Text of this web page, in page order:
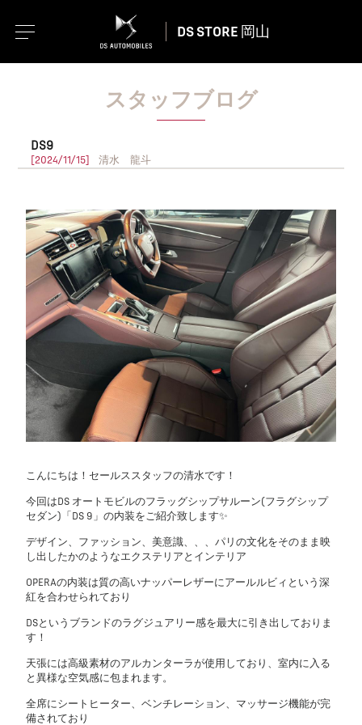
DS STORE 岡山
スタッフブログ
DS9
[2024/11/15] 清水 龍斗
こんにちは！セールススタッフの清水です！
今回はDS オートモビルのフラッグシップサルーン(フラグシップ
セダン)「DS 9」の内装をご紹介致します✨
デザイン、ファッション、美意識、、、パリの文化をそのまま映
し出したかのようなエクステリアとインテリア
OPERAの内装は質の高いナッパーレザーにアールルビィという深
紅を合わせられており
DSというブランドのラグジュアリー感を最大に引き出しておりま
す！
天張には高級素材のアルカンターラが使用しており、室内に入る
と異様な空気感に包まれます。
全席にシートヒーター、ベンチレーション、マッサージ機能が完
備されており